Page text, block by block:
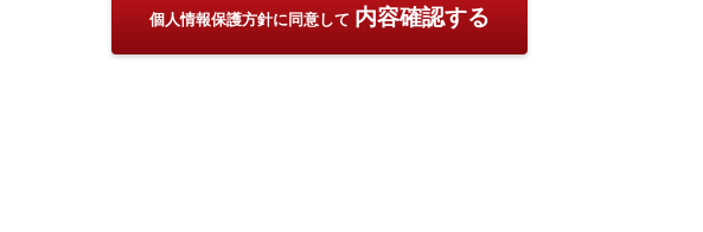
個人情報保護方針に同意して 内容確認する